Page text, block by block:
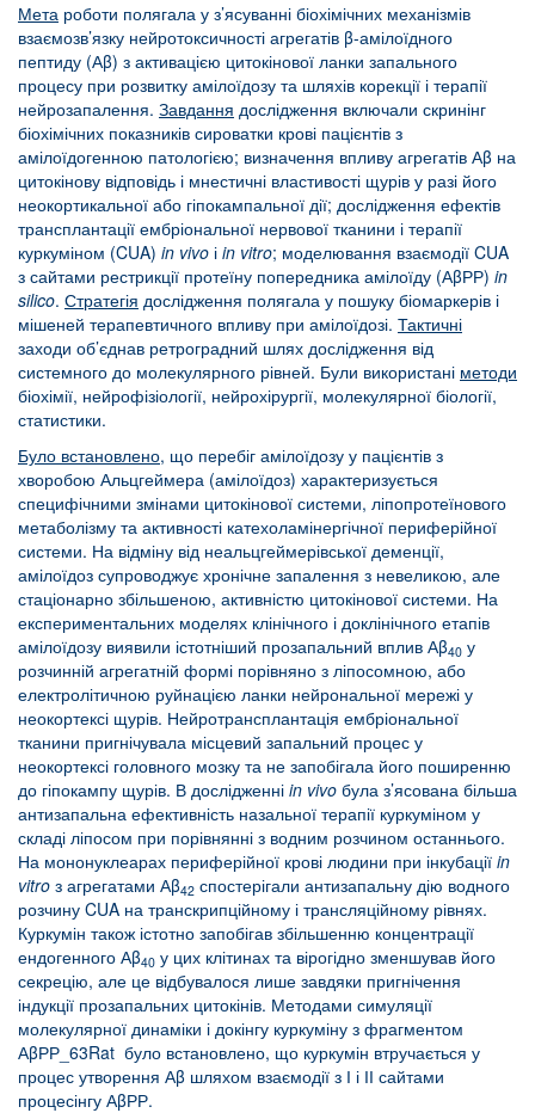
Мета роботи полягала у з’ясуванні біохімічних механізмів
взаємозв’язку нейротоксичності агрегатів β-амілоїдного
пептиду (Аβ) з активацією цитокінової ланки запального
процесу при розвитку амілоїдозу та шляхів корекції і терапії
нейрозапалення. Завдання дослідження включали скринінг
біохімічних показників сироватки крові пацієнтів з
амілоїдогенною патологією; визначення впливу агрегатів Аβ на
цитокінову відповідь і мнестичні властивості щурів у разі його
неокортикальної або гіпокампальної дії; дослідження ефектів
трансплантації ембріональної нервової тканини і терапії
куркуміном (CUA) in vivo і in vitro; моделювання взаємодії CUA
з сайтами рестрикції протеїну попередника амілоїду (АβРР) in
silico. Стратегія дослідження полягала у пошуку біомаркерів і
мішеней терапевтичного впливу при амілоїдозі. Тактичні
заходи об’єднав ретроградний шлях дослідження від
системного до молекулярного рівней. Були використані методи
біохімії, нейрофізіології, нейрохірургії, молекулярної біології,
статистики.
Було встановлено, що перебіг амілоїдозу у пацієнтів з
хворобою Альцгеймера (амілоїдоз) характеризується
специфічними змінами цитокінової системи, ліпопротеїнового
метаболізму та активності катехоламінергічної периферійної
системи. На відміну від неальцгеймерівської деменції,
амілоїдоз супроводжує хронічне запалення з невеликою, але
стаціонарно збільшеною, активністю цитокінової системи. На
експериментальних моделях клінічного і доклінічного етапів
амілоїдозу виявили істотніший прозапальний вплив Аβ40 у
розчинній агрегатній формі порівняно з ліпосомною, або
електролітичною руйнацією ланки нейрональної мережі у
неокортексі щурів. Нейротрансплантація ембріональної
тканини пригнічувала місцевий запальний процес у
неокортексі головного мозку та не запобігала його поширенню
до гіпокампу щурів. В дослідженні in vivo була з’ясована більша
антизапальна ефективність назальної терапії куркуміном у
складі ліпосом при порівнянні з водним розчином останнього.
На мононуклеарах периферійної крові людини при інкубації in
vitro з агрегатами Аβ42 спостерігали антизапальну дію водного
розчину CUA на транскрипційному і трансляційному рівнях.
Куркумін також істотно запобігав збільшенню концентрації
ендогенного Аβ40 у цих клітинах та вірогідно зменшував його
секрецію, але це відбувалося лише завдяки пригнічення
індукції прозапальних цитокінів. Методами симуляції
молекулярної динаміки і докінгу куркуміну з фрагментом
АβРР_63Rat було встановлено, що куркумін втручається у
процес утворення Аβ шляхом взаємодії з І і ІІ сайтами
процесінгу АβРР.